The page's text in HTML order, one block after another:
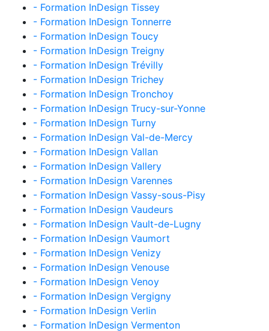
- Formation InDesign Tissey
- Formation InDesign Tonnerre
- Formation InDesign Toucy
- Formation InDesign Treigny
- Formation InDesign Trévilly
- Formation InDesign Trichey
- Formation InDesign Tronchoy
- Formation InDesign Trucy-sur-Yonne
- Formation InDesign Turny
- Formation InDesign Val-de-Mercy
- Formation InDesign Vallan
- Formation InDesign Vallery
- Formation InDesign Varennes
- Formation InDesign Vassy-sous-Pisy
- Formation InDesign Vaudeurs
- Formation InDesign Vault-de-Lugny
- Formation InDesign Vaumort
- Formation InDesign Venizy
- Formation InDesign Venouse
- Formation InDesign Venoy
- Formation InDesign Vergigny
- Formation InDesign Verlin
- Formation InDesign Vermenton